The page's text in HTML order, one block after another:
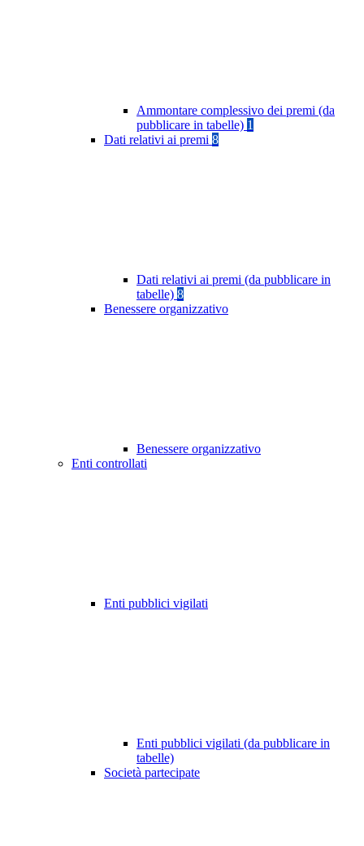
Ammontare complessivo dei premi (da
pubblicare in tabelle) 1
Dati relativi ai premi 8
Dati relativi ai premi (da pubblicare in
tabelle) 8
Benessere organizzativo
Benessere organizzativo
Enti controllati
Enti pubblici vigilati
Enti pubblici vigilati (da pubblicare in
tabelle)
Società partecipate